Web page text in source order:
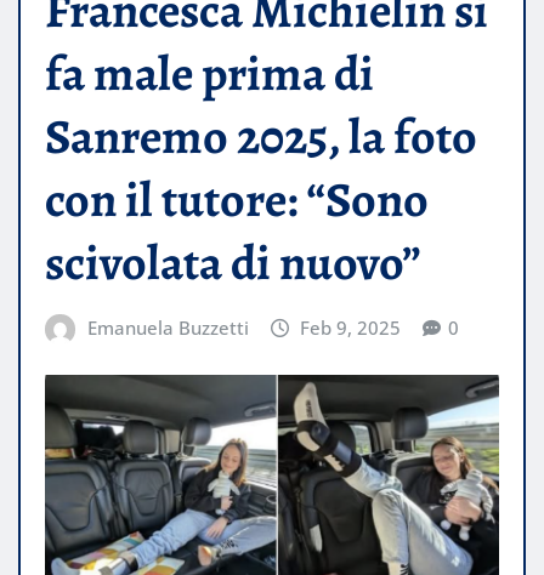
fa male prima di
Sanremo 2025, la foto
con il tutore: “Sono
scivolata di nuovo”
Emanuela Buzzetti Feb 9, 2025 0